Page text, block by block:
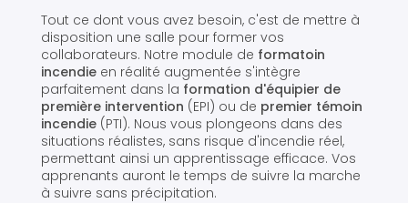
Tout ce dont vous avez besoin, c'est de mettre à
disposition une salle pour former vos
collaborateurs. Notre module de formatoin
incendie en réalité augmentée s'intègre
parfaitement dans la formation d'équipier de
première intervention (EPI) ou de premier témoin
incendie (PTI). Nous vous plongeons dans des
situations réalistes, sans risque d'incendie réel,
permettant ainsi un apprentissage efficace. Vos
apprenants auront le temps de suivre la marche
à suivre sans précipitation.